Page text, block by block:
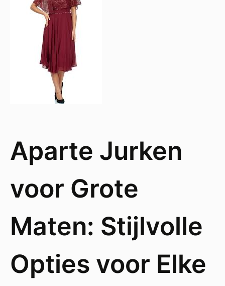
Aparte Jurken
voor Grote
Maten: Stijlvolle
Opties voor Elke